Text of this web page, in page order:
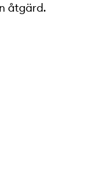
åtgärd.